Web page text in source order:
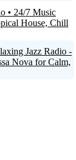
• 24/7 Music
House, Chill
Jazz Radio -
Nova for Calm,